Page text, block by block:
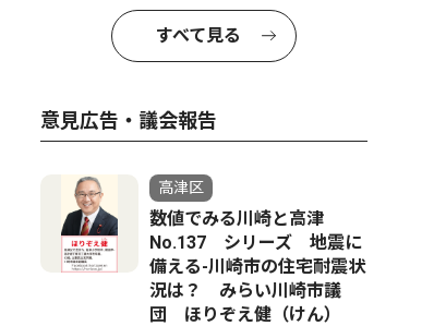
すべて見る
意見広告・議会報告
高津区
数値でみる川崎と高津
No.137 シリーズ 地震に
備える-川崎市の住宅耐震状
況は？ みらい川崎市議
団 ほりぞえ健（けん）